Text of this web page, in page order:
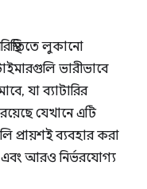
লুকানো
ভারীভাবে
যা ব্যাটারির
যেখানে এটি
প্রায়শই ব্যবহার করা
আরও নির্ভরযোগ্য